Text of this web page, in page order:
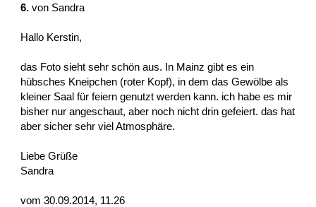
6. von Sandra
Hallo Kerstin,
das Foto sieht sehr schön aus. In Mainz gibt es ein
hübsches Kneipchen (roter Kopf), in dem das Gewölbe als
kleiner Saal für feiern genutzt werden kann. ich habe es mir
bisher nur angeschaut, aber noch nicht drin gefeiert. das hat
aber sicher sehr viel Atmosphäre.
Liebe Grüße
Sandra
vom 30.09.2014, 11.26